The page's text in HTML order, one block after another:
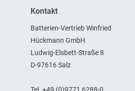
Kontakt
Batterien-Vertrieb Winfried
Hückmann GmbH
Ludwig-Elsbett-Straße 8
D-97616 Salz